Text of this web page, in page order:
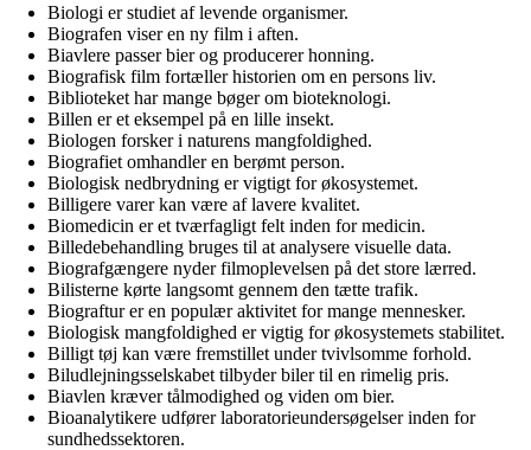
Biologi er studiet af levende organismer.
Biografen viser en ny film i aften.
Biavlere passer bier og producerer honning.
Biografisk film fortæller historien om en persons liv.
Biblioteket har mange bøger om bioteknologi.
Billen er et eksempel på en lille insekt.
Biologen forsker i naturens mangfoldighed.
Biografiet omhandler en berømt person.
Biologisk nedbrydning er vigtigt for økosystemet.
Billigere varer kan være af lavere kvalitet.
Biomedicin er et tværfagligt felt inden for medicin.
Billedebehandling bruges til at analysere visuelle data.
Biografgængere nyder filmoplevelsen på det store lærred.
Bilisterne kørte langsomt gennem den tætte trafik.
Biograftur er en populær aktivitet for mange mennesker.
Biologisk mangfoldighed er vigtig for økosystemets stabilitet.
Billigt tøj kan være fremstillet under tvivlsomme forhold.
Biludlejningsselskabet tilbyder biler til en rimelig pris.
Biavlen kræver tålmodighed og viden om bier.
Bioanalytikere udfører laboratorieundersøgelser inden for
sundhedssektoren.